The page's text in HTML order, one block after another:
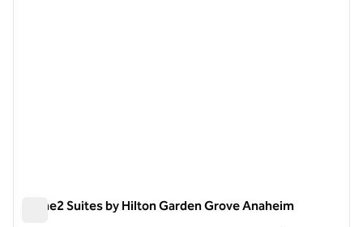
Home2 Suites by Hilton Garden Grove Anaheim